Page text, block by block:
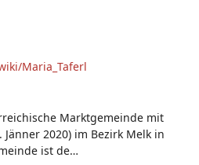
Maria_Taferl
Marktgemeinde mit
2020) im Bezirk Melk in
ist de…